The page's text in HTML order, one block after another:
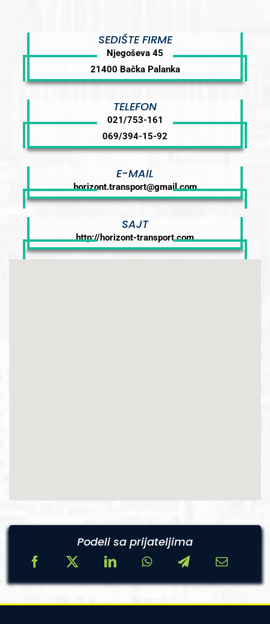
SEDIŠTE FIRME
Njegoševa 45
21400 Bačka Palanka
TELEFON
021/753-161
069/394-15-92
E-MAIL
horizont.transport@gmail.com
SAJT
http://horizont-transport.com
Podeli sa prijateljima